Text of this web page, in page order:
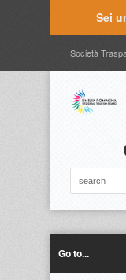
Sei
Società
Timbrature
Go to...